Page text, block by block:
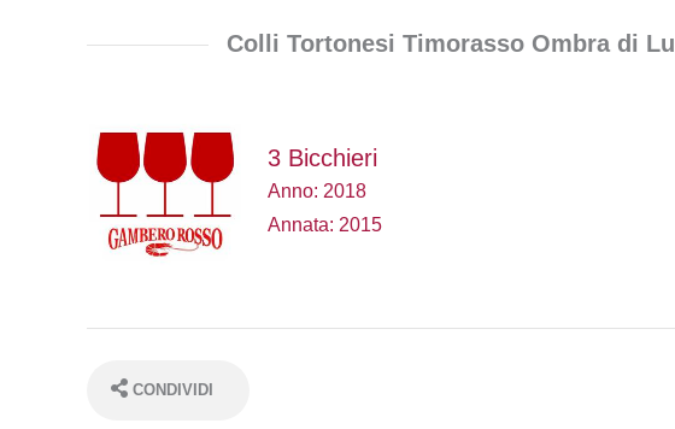
Colli Tortonesi Timorasso Ombra di
3 Bicchieri
Anno: 2018
Annata: 2015
CONDIVIDI